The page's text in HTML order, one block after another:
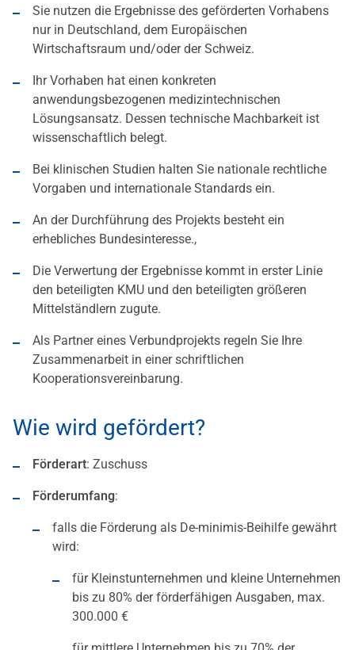
Sie nutzen die Ergebnisse des geförderten Vorhabens
nur in Deutschland, dem Europäischen
Wirtschaftsraum und/oder der Schweiz.
Ihr Vorhaben hat einen konkreten
anwendungsbezogenen medizintechnischen
Lösungsansatz. Dessen technische Machbarkeit ist
wissenschaftlich belegt.
Bei klinischen Studien halten Sie nationale rechtliche
Vorgaben und internationale Standards ein.
An der Durchführung des Projekts besteht ein
erhebliches Bundesinteresse.,
Die Verwertung der Ergebnisse kommt in erster Linie
den beteiligten KMU und den beteiligten größeren
Mittelständlern zugute.
Als Partner eines Verbundprojekts regeln Sie Ihre
Zusammenarbeit in einer schriftlichen
Kooperationsvereinbarung.
Wie wird gefördert?
Förderart: Zuschuss
Förderumfang:
falls die Förderung als De-minimis-Beihilfe gewährt
wird:
für Kleinstunternehmen und kleine Unternehmen
bis zu 80% der förderfähigen Ausgaben, max.
300.000 €